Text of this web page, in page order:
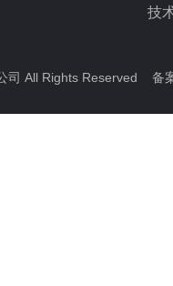
技
司 All Rights Reserved 备